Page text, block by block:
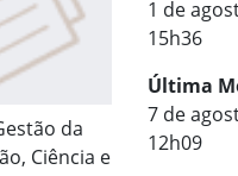
da
Ciência e
1 de
15h36
Última
7 de
12h09